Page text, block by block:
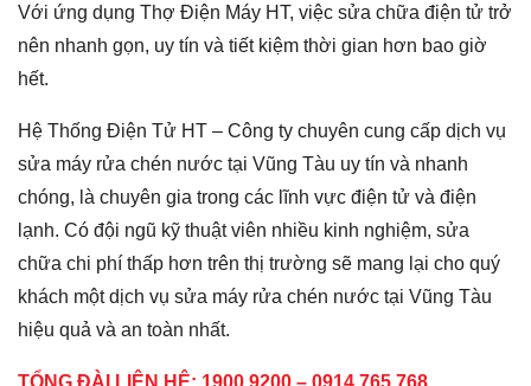
Với ứng dụng Thợ Điện Máy HT, việc sửa chữa điện tử trở
nên nhanh gọn, uy tín và tiết kiệm thời gian hơn bao giờ
hết.
Hệ Thống Điện Tử HT – Công ty chuyên cung cấp dịch vụ
sửa máy rửa chén nước tại Vũng Tàu uy tín và nhanh
chóng, là chuyên gia trong các lĩnh vực điện tử và điện
lạnh. Có đội ngũ kỹ thuật viên nhiều kinh nghiệm, sửa
chữa chi phí thấp hơn trên thị trường sẽ mang lại cho quý
khách một dịch vụ sửa máy rửa chén nước tại Vũng Tàu
hiệu quả và an toàn nhất.
TỔNG ĐÀI LIÊN HỆ: 1900.9200 – 0914.765.768